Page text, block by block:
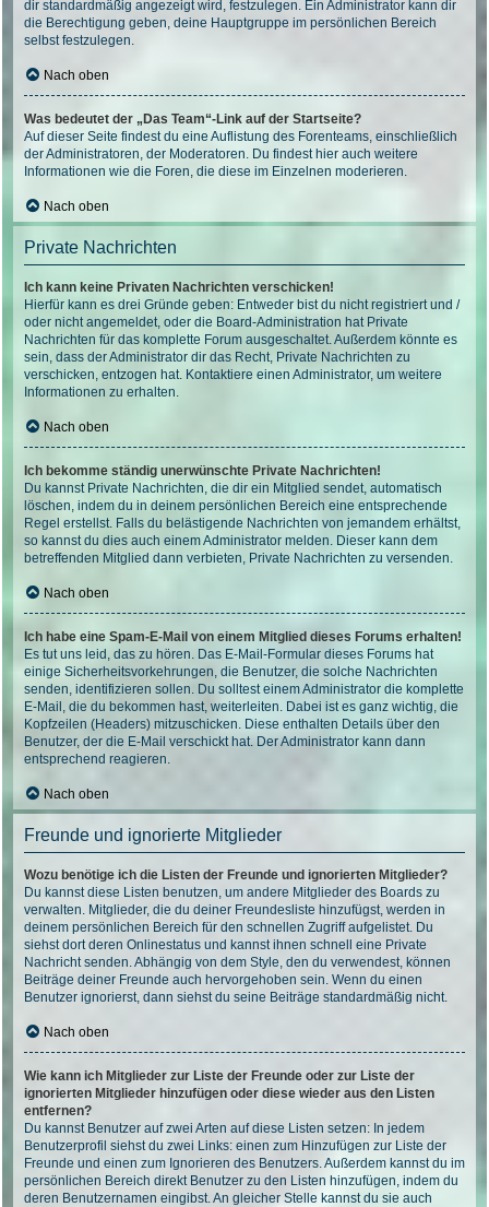
dir standardmäßig angezeigt wird, festzulegen. Ein Administrator kann dir
die Berechtigung geben, deine Hauptgruppe im persönlichen Bereich
selbst festzulegen.
Nach oben
Was bedeutet der „Das Team“-Link auf der Startseite?
Auf dieser Seite findest du eine Auflistung des Forenteams, einschließlich
der Administratoren, der Moderatoren. Du findest hier auch weitere
Informationen wie die Foren, die diese im Einzelnen moderieren.
Nach oben
Private Nachrichten
Ich kann keine Privaten Nachrichten verschicken!
Hierfür kann es drei Gründe geben: Entweder bist du nicht registriert und /
oder nicht angemeldet, oder die Board-Administration hat Private
Nachrichten für das komplette Forum ausgeschaltet. Außerdem könnte es
sein, dass der Administrator dir das Recht, Private Nachrichten zu
verschicken, entzogen hat. Kontaktiere einen Administrator, um weitere
Informationen zu erhalten.
Nach oben
Ich bekomme ständig unerwünschte Private Nachrichten!
Du kannst Private Nachrichten, die dir ein Mitglied sendet, automatisch
löschen, indem du in deinem persönlichen Bereich eine entsprechende
Regel erstellst. Falls du belästigende Nachrichten von jemandem erhältst,
so kannst du dies auch einem Administrator melden. Dieser kann dem
betreffenden Mitglied dann verbieten, Private Nachrichten zu versenden.
Nach oben
Ich habe eine Spam-E-Mail von einem Mitglied dieses Forums erhalten!
Es tut uns leid, das zu hören. Das E-Mail-Formular dieses Forums hat
einige Sicherheitsvorkehrungen, die Benutzer, die solche Nachrichten
senden, identifizieren sollen. Du solltest einem Administrator die komplette
E-Mail, die du bekommen hast, weiterleiten. Dabei ist es ganz wichtig, die
Kopfzeilen (Headers) mitzuschicken. Diese enthalten Details über den
Benutzer, der die E-Mail verschickt hat. Der Administrator kann dann
entsprechend reagieren.
Nach oben
Freunde und ignorierte Mitglieder
Wozu benötige ich die Listen der Freunde und ignorierten Mitglieder?
Du kannst diese Listen benutzen, um andere Mitglieder des Boards zu
verwalten. Mitglieder, die du deiner Freundesliste hinzufügst, werden in
deinem persönlichen Bereich für den schnellen Zugriff aufgelistet. Du
siehst dort deren Onlinestatus und kannst ihnen schnell eine Private
Nachricht senden. Abhängig von dem Style, den du verwendest, können
Beiträge deiner Freunde auch hervorgehoben sein. Wenn du einen
Benutzer ignorierst, dann siehst du seine Beiträge standardmäßig nicht.
Nach oben
Wie kann ich Mitglieder zur Liste der Freunde oder zur Liste der
ignorierten Mitglieder hinzufügen oder diese wieder aus den Listen
entfernen?
Du kannst Benutzer auf zwei Arten auf diese Listen setzen: In jedem
Benutzerprofil siehst du zwei Links: einen zum Hinzufügen zur Liste der
Freunde und einen zum Ignorieren des Benutzers. Außerdem kannst du im
persönlichen Bereich direkt Benutzer zu den Listen hinzufügen, indem du
deren Benutzernamen eingibst. An gleicher Stelle kannst du sie auch